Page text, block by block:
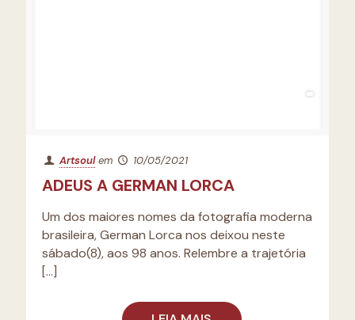
Artsoul em 10/05/2021
ADEUS A GERMAN LORCA
Um dos maiores nomes da fotografia moderna
brasileira, German Lorca nos deixou neste
sábado(8), aos 98 anos. Relembre a trajetória
[…]